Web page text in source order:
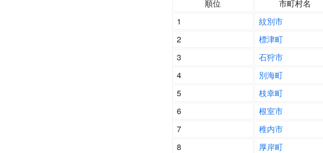
順位 市町村名
1
紋別市
2
標津町
3
石狩市
4
別海町
5
枝幸町
6
根室市
7
稚内市
8
厚岸町